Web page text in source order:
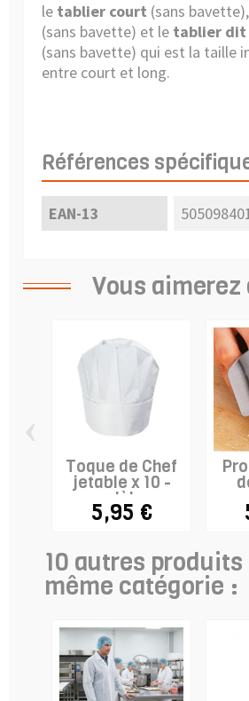
le tablier court (sans
(sans bavette) et le tablier
(sans bavette) qui est la taille
entre court et long.
Références
EAN-13
Vous aimerez
Toque de Chef
jetable x 10 -
modèle...
5,95 €
10 autres produits
même catégorie :